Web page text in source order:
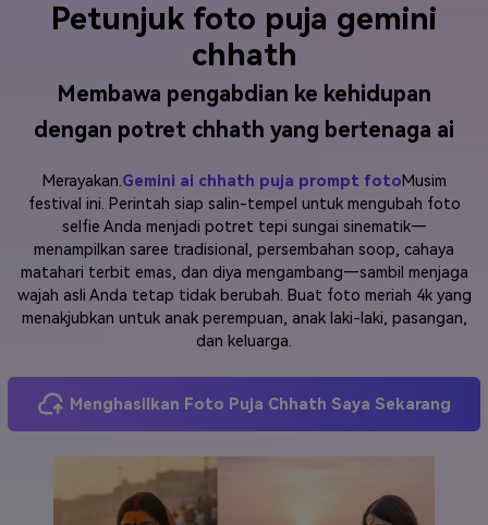
AI Gambar
Model AI yang Didukung
Asisten Video AI
Find More Solutions >>
Efek AI
Panduan Pengguna Apa yang Baru
FAQs Hubungi Kami
Tips & Tutorial AI
Jelajahi Lebih Banyak >>
Harga
Veo3
Masuk
Berkreasi dengan AI
Petunjuk foto puja gemini
chhath
Membawa pengabdian ke kehidupan
dengan potret chhath yang bertenaga ai
Merayakan.Gemini ai chhath puja prompt fotoMusim
festival ini. Perintah siap salin-tempel untuk mengubah foto
selfie Anda menjadi potret tepi sungai sinematik—
menampilkan saree tradisional, persembahan soop, cahaya
matahari terbit emas, dan diya mengambang—sambil menjaga
wajah asli Anda tetap tidak berubah. Buat foto meriah 4k yang
menakjubkan untuk anak perempuan, anak laki-laki, pasangan,
dan keluarga.
Menghasilkan Foto Puja Chhath Saya Sekarang